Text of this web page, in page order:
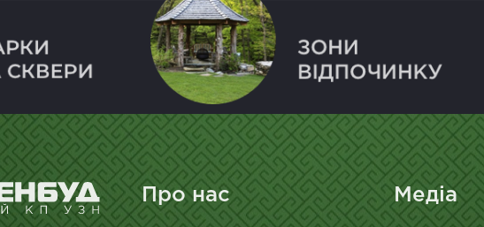
Про нас Медіа